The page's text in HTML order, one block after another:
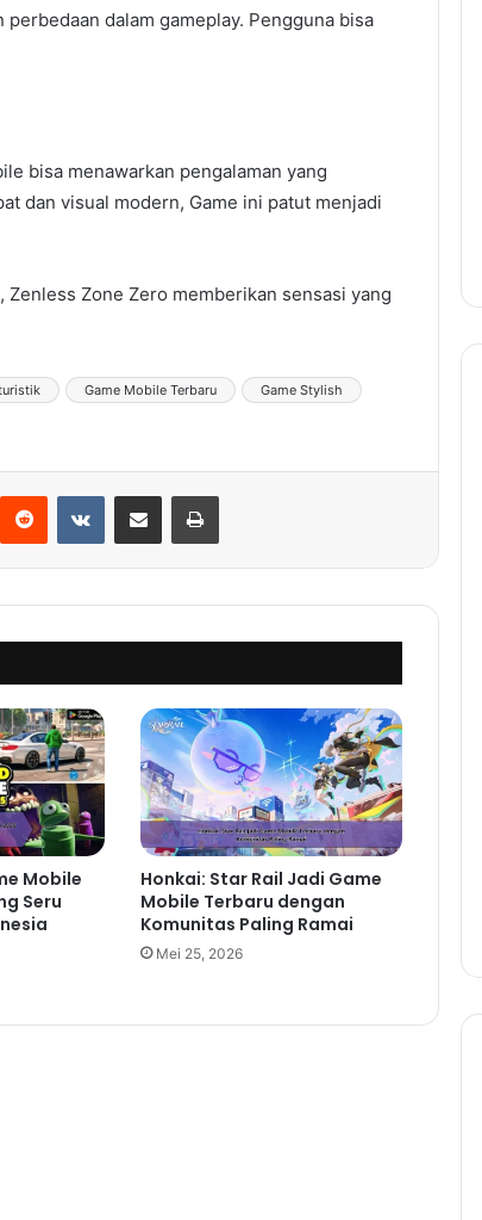
dalam gameplay. Pengguna bisa
bisa menawarkan pengalaman yang
dan visual modern, Game ini patut menjadi
Zone Zero memberikan sensasi yang
Game Mobile Terbaru
Game Stylish
Mobile
Seru
Honkai: Star Rail Jadi Game
Mobile Terbaru dengan
Komunitas Paling Ramai
Mei 25, 2026